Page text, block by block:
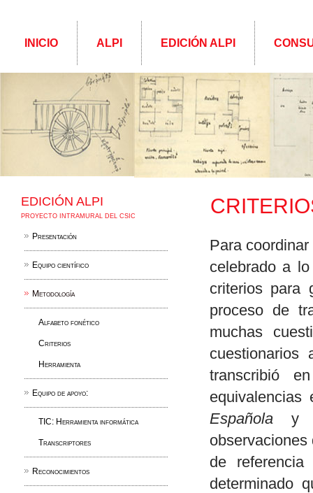
INICIO ALPI EDICIÓN ALPI
EDICIÓN ALPI
PROYECTO INTRAMURAL DEL CSIC
Presentación
Equipo científico
Metodología
Alfabeto fonético
Criterios
Herramienta
Equipo de apoyo:
TIC: Herramienta informática
Transcriptores
Reconocimientos
Para
celebrado a
criterios para
proceso de
muchas
transcribió
Española y
observaciones
de
determinado